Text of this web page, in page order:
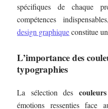
spécifiques de chaque
compétences
design graphiqueconstitue
L’importance des
typographies
La sélection des couleurs
émotions ressenties face